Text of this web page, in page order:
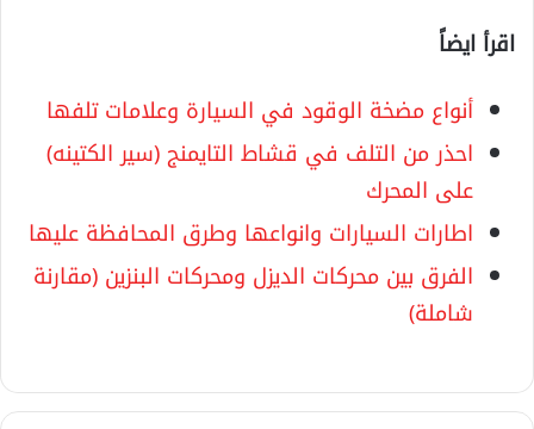
اقرأ ايضاً
أنواع مضخة الوقود في السيارة وعلامات تلفها
احذر من التلف في قشاط التايمنج (سير الكتينه)
على المحرك
اطارات السيارات وانواعها وطرق المحافظة عليها
الفرق بين محركات الديزل ومحركات البنزين (مقارنة
شاملة)